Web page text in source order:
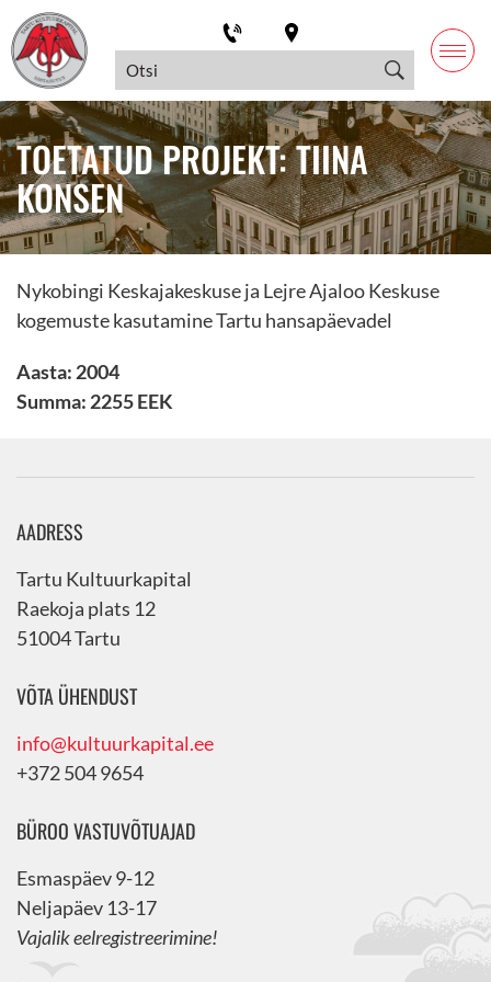
TOETATUD PROJEKT: TIINA
KONSEN
Nykobingi Keskajakeskuse ja Lejre Ajaloo Keskuse
kogemuste kasutamine Tartu hansapäevadel
Aasta: 2004
Summa: 2255 EEK
AADRESS
Tartu Kultuurkapital
Raekoja plats 12
51004 Tartu
VÕTA ÜHENDUST
info@kultuurkapital.ee
+372 504 9654
BÜROO VASTUVÕTUAJAD
Esmaspäev 9-12
Neljapäev 13-17
Vajalik eelregistreerimine!